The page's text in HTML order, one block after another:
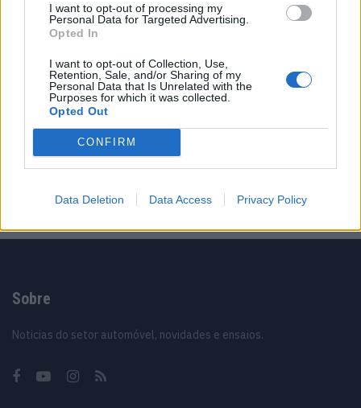
I want to opt-out of processing my
Personal Data for Targeted Advertising.
Opted In
I want to opt-out of Collection, Use,
Retention, Sale, and/or Sharing of my
Personal Data that Is Unrelated with the
Purposes for which it was collected.
Opted Out
CONFIRM
Data Deletion Data Access Privacy Policy
Vídeo – Tesla Cybertruck – Nunca vimos
nada assim!
O Toyota mais português continua à venda
40 anos depois
Vídeo – Os renovados Skoda Scala e Kamiq
12/02/2024
Sobre
Noticias do setor automóvel, novidades e ensaios.